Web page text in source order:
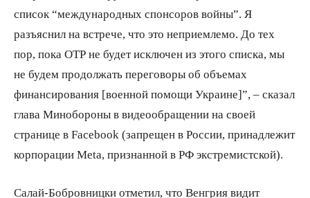
список “международных спонсоров войны”. Я
разъяснил на встрече, что это неприемлемо. До тех
пор, пока OTP не будет исключен из этого списка, мы
не будем продолжать переговоры об объемах
финансирования [военной помощи Украине]”, – сказал
глава Минобороны в видеообращении на своей
странице в Facebook (запрещен в России, принадлежит
корпорации Meta, признанной в РФ экстремистской).
Салай-Бобровницки отметил, что Венгрия видит